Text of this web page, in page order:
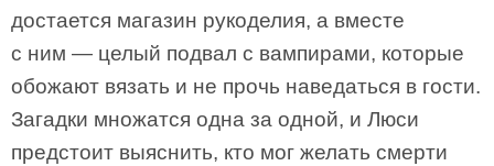
достается магазин рукоделия, а вместе
с ним — целый подвал с вампирами, которые
обожают вязать и не прочь наведаться в гости.
Загадки множатся одна за одной, и Люси
предстоит выяснить, кто мог желать смерти